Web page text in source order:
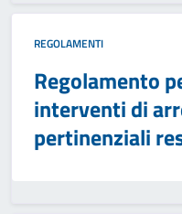
REGOLAMENTI
Regolamento
interventi di
pertinenziali